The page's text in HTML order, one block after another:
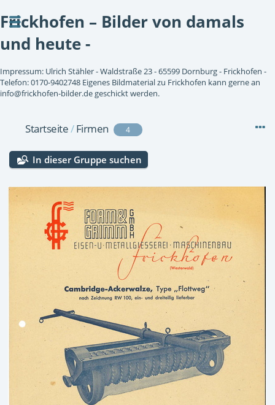
Frickhofen – Bilder von damals
und heute -
Impressum: Ulrich Stähler - Waldstraße 23 - 65599 Dornburg - Frickhofen -
Telefon: 0170-9402748 Eigenes Bildmaterial zu Frickhofen kann gerne an
info@frickhofen-bilder.de geschickt werden.
Startseite/Firmen 4
In dieser Gruppe suchen